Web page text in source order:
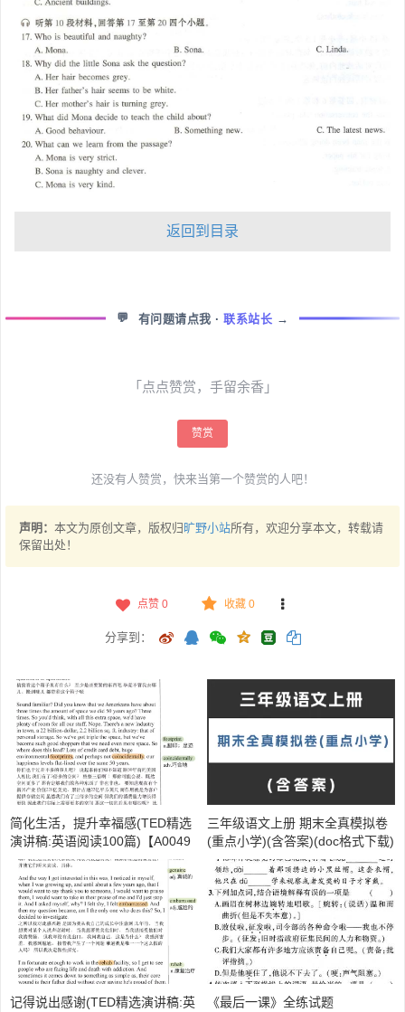
返回到目录
💬 有问题请点我 ·联系站长 →
「点点赞赏，手留余香」
赞赏
还没有人赞赏，快来当第一个赞赏的人吧！
声明： 本文为原创文章，版权归 旷野小站所有，欢迎分享本文，转载请
保留出处！
点赞 0 收藏 0
分享到：
简化生活，提升幸福感(TED精选
演讲稿:英语阅读100篇)【A0049
4】
三年级语文上册 期末全真模拟卷
(重点小学)(含答案)(doc格式下载)
【A02042】
记得说出感谢(TED精选演讲稿:英
《最后一课》全练试题